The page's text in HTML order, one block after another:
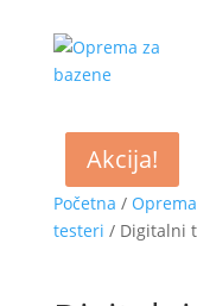
Početna /
testeri / Digitalni
Akcija!
Akcija!